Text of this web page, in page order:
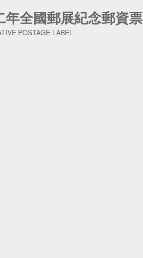
全國郵展紀念郵資票
POSTAGE LABEL